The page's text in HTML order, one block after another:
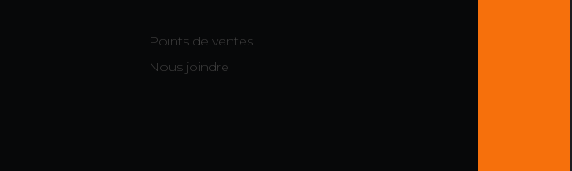
Points de ventes
Nous joindre